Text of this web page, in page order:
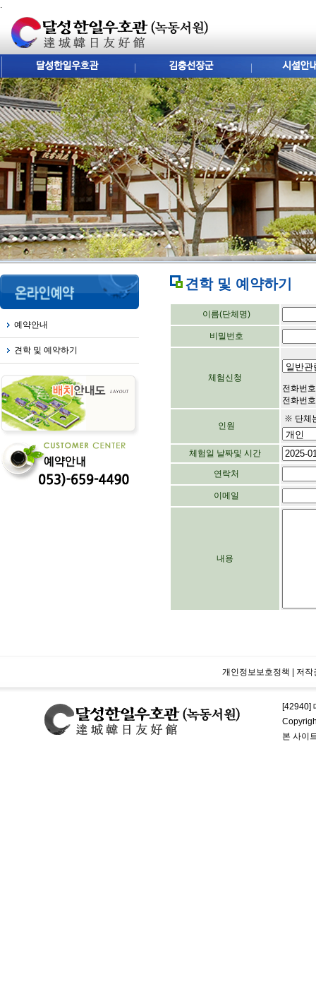
.
예약안내
견학 및 예약하기
견학 및 예약하기
이름(단체명)
비밀번호
체험신청
전화번
전화번
인원
※ 단체
체험일 날짜및 시간
연락처
이메일
내용
개인정보보호정책 저작
[42940]
본 사이